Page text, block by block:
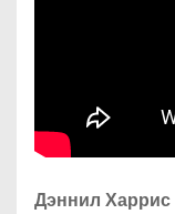
Дэннил Харрис